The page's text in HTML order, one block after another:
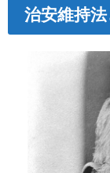
治安維持法